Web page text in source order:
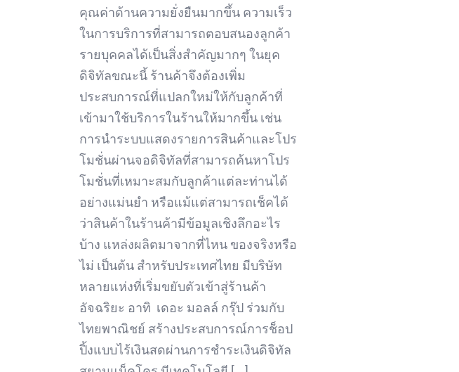
คุณค่าด้านความยั่งยืนมากขึ้น ความเร็ว
ในการบริการที่สามารถตอบสนองลูกค้า
รายบุคคลได้เป็นสิ่งสำคัญมากๆ ในยุค
ดิจิทัลขณะนี้ ร้านค้าจึงต้องเพิ่ม
ประสบการณ์ที่แปลกใหม่ให้กับลูกค้าที่
เข้ามาใช้บริการในร้านให้มากขึ้น เช่น
การนำระบบแสดงรายการสินค้าและโปร
โมชั่นผ่านจอดิจิทัลที่สามารถค้นหาโปร
โมชั่นที่เหมาะสมกับลูกค้าแต่ละท่านได้
อย่างแม่นยำ หรือแม้แต่สามารถเช็คได้
ว่าสินค้าในร้านค้ามีข้อมูลเชิงลึกอะไร
บ้าง แหล่งผลิตมาจากที่ไหน ของจริงหรือ
ไม่ เป็นต้น สำหรับประเทศไทย มีบริษัท
หลายแห่งที่เริ่มขยับตัวเข้าสู่ร้านค้า
อัจฉริยะ อาทิ เดอะ มอลล์ กรุ๊ป ร่วมกับ
ไทยพาณิชย์ สร้างประสบการณ์การช็อป
ปิ้งแบบไร้เงินสดผ่านการชำระเงินดิจิทัล